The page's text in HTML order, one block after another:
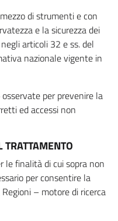
di strumenti e con
e la sicurezza dei
articoli 32 e ss. del
nazionale vigente in
per prevenire la
ed accessi non
TRATTAMENTO
finalità di cui sopra non
per consentire la
– motore di ricerca